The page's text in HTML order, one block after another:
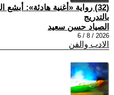
(32) رواية «أغنية هادئة»: أبشع
بالتدريج
الصياد حسن سعيد
2026 / 8 / 6
الادب والفن